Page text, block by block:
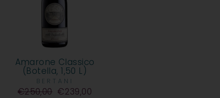
Amarone Classico
(Botella, 1,50 L)
BERTANI
Precio
€250,00 Precio
€239,00